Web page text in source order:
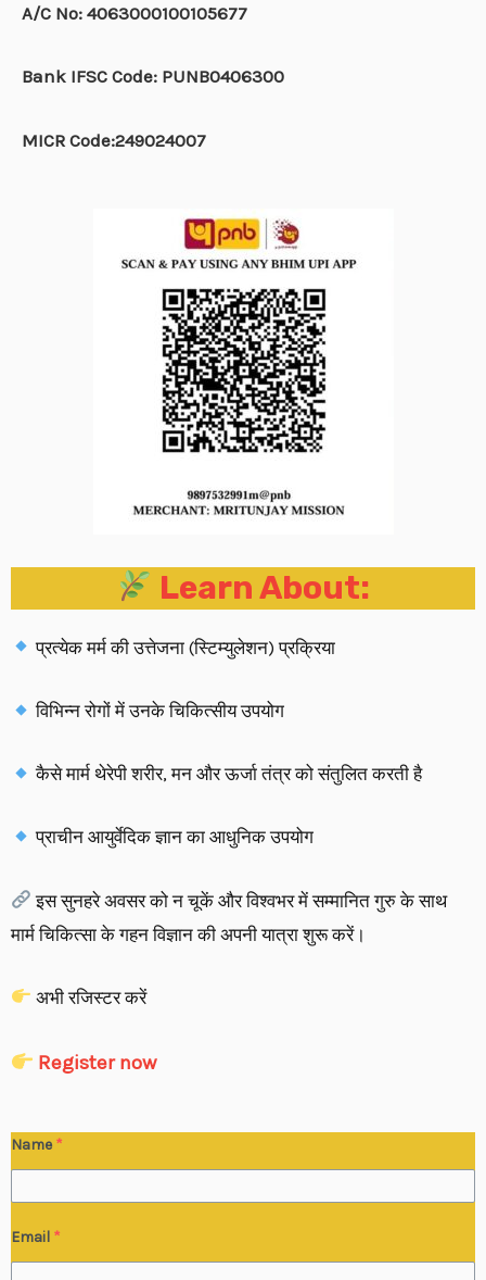
A/C No: 4063000100105677
Bank IFSC Code: PUNB0406300
MICR Code:249024007
Learn About:
प्रत्येक मर्म की उत्तेजना (स्टिम्युलेशन) प्रक्रिया
विभिन्न रोगों में उनके चिकित्सीय उपयोग
कैसे मार्म थेरेपी शरीर, मन और ऊर्जा तंत्र को संतुलित करती है
प्राचीन आयुर्वेदिक ज्ञान का आधुनिक उपयोग
इस सुनहरे अवसर को न चूकें और विश्वभर में सम्मानित गुरु के साथ
मार्म चिकित्सा के गहन विज्ञान की अपनी यात्रा शुरू करें।
अभी रजिस्टर करें
Register now
Name *
Email *